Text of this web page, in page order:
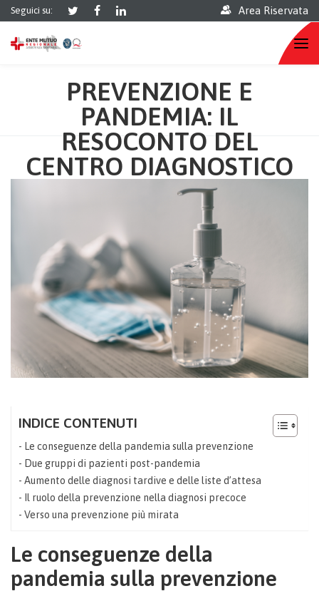
Seguici su: Area Riservata
PREVENZIONE E
PANDEMIA: IL
RESOCONTO DEL
CENTRO DIAGNOSTICO
ITALIANO
INDICE CONTENUTI
Le conseguenze della pandemia sulla prevenzione
Due gruppi di pazienti post-pandemia
Aumento delle diagnosi tardive e delle liste d’attesa
Il ruolo della prevenzione nella diagnosi precoce
Verso una prevenzione più mirata
Le conseguenze della
pandemia sulla prevenzione